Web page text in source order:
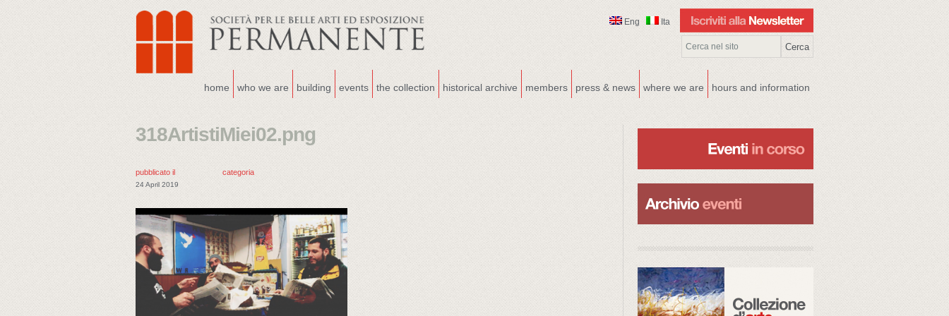
Eng Ita
home who we are building events the collection historical archive members press & news where we are hours and information
318ArtistiMiei02.png
pubblicato il
24 April 2019
categoria